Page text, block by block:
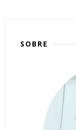
SOBRE